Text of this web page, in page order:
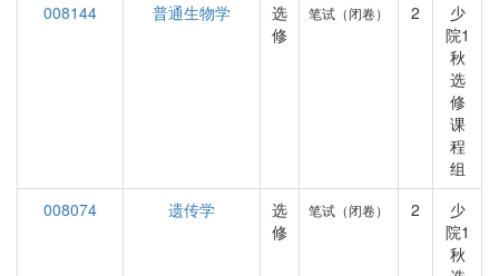
008144
普通生物学
选
修
笔试（闭卷） 2
少
院1
秋
选
修
课
程
组
008074
遗传学
选
修
笔试（闭卷） 2
少
院1
秋